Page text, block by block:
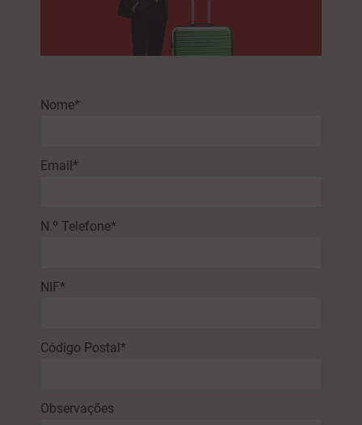
Nome*
Email*
N.º Telefone*
NIF*
Código Postal*
Observações